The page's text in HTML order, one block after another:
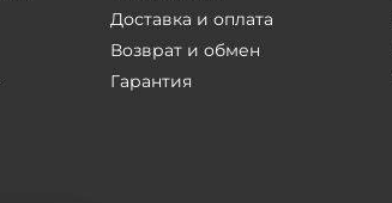
Доставка и оплата
Возврат и обмен
Гарантия